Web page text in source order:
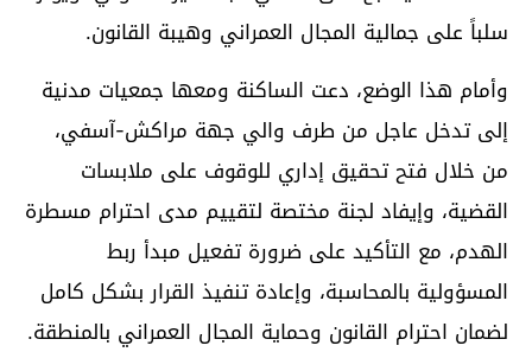
سلباً على جمالية المجال العمراني وهيبة القانون.
وأمام هذا الوضع، دعت الساكنة ومعها جمعيات مدنية
إلى تدخل عاجل من طرف والي جهة مراكش-آسفي،
من خلال فتح تحقيق إداري للوقوف على ملابسات
القضية، وإيفاد لجنة مختصة لتقييم مدى احترام مسطرة
الهدم، مع التأكيد على ضرورة تفعيل مبدأ ربط
المسؤولية بالمحاسبة، وإعادة تنفيذ القرار بشكل كامل
لضمان احترام القانون وحماية المجال العمراني بالمنطقة.